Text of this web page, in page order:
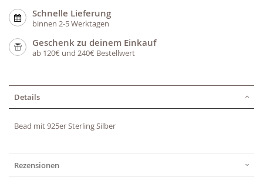
Schnelle Lieferung
binnen 2-5 Werktagen
Geschenk zu deinem Einkauf
ab 120€ und 240€ Bestellwert
Details
Bead mit 925er Sterling Silber
Rezensionen